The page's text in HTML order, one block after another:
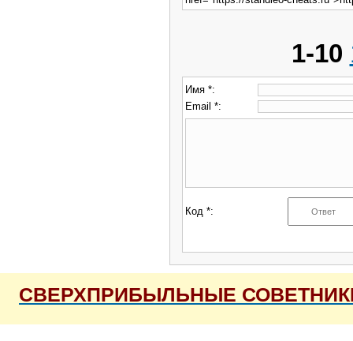
1-10
Имя *:
Email *:
Код *:
СВЕРХПРИБЫЛЬНЫЕ